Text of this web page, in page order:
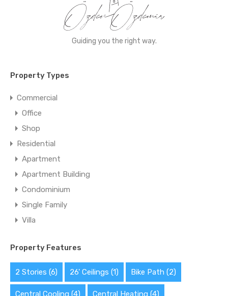
Guiding you the right way.
Property Types
Commercial
Office
Shop
Residential
Apartment
Apartment Building
Condominium
Single Family
Villa
Property Features
2 Stories (6) 26' Ceilings (1) Bike Path (2)
Central Cooling (4) Central Heating (4)